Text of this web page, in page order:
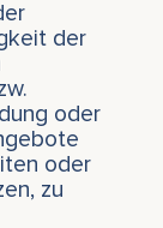
der
oder
oder
zu